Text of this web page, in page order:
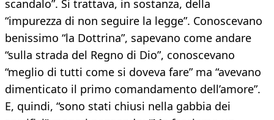
scandalo”. Si trattava, in sostanza, della
“impurezza di non seguire la legge”. Conoscevano
benissimo “la Dottrina”, sapevano come andare
“sulla strada del Regno di Dio”, conoscevano
“meglio di tutti come si doveva fare” ma “avevano
dimenticato il primo comandamento dell’amore”.
E, quindi, “sono stati chiusi nella gabbia dei